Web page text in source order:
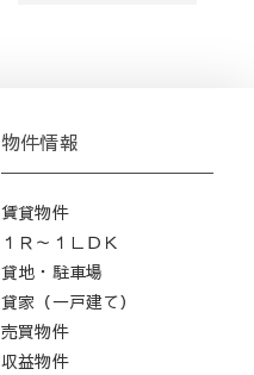
物件情報
賃貸物件
１Ｒ～１ＬＤＫ
貸地・駐車場
貸家（一戸建て）
売買物件
収益物件